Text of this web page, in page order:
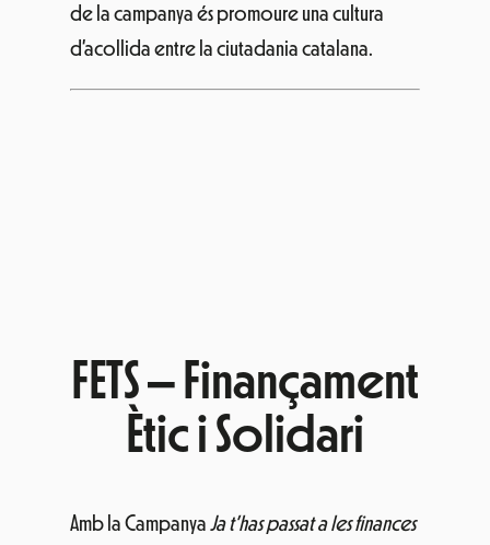
de la campanya és promoure una cultura
d’acollida entre la ciutadania catalana.
FETS – Finançament
Ètic i Solidari
Amb la Campanya Ja t’has passat a les finances